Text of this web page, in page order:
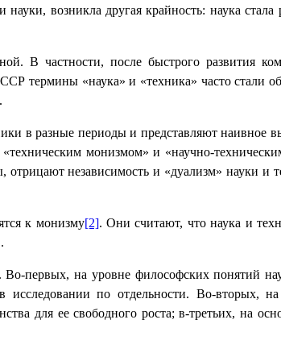
возникла другая крайность: наука стала
В частности, после быстрого развития
термины «наука» и «техника» часто стали
в разные периоды и представляют наивное
монизмом» и «научно-
независимость и «дуализм» науки и
к монизму[2]. Они считают, что наука и
первых, на уровне философских понятий
по отдельности. Во-вторых,
для ее свободного роста; в-третьих, на